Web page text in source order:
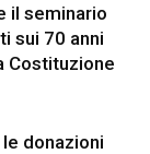
il seminario
sui 70 anni
Costituzione
donazioni